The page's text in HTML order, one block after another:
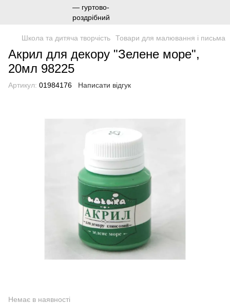
Школа та дитяча творчість Товари для малювання і письма
Акрил для декору "Зелене море",
20мл 98225
Артикул: 01984176 Написати відгук
Немає в наявності